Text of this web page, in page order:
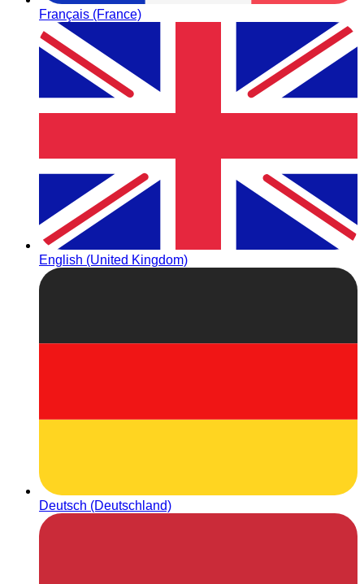
Français (France)
English (United Kingdom)
Deutsch (Deutschland)